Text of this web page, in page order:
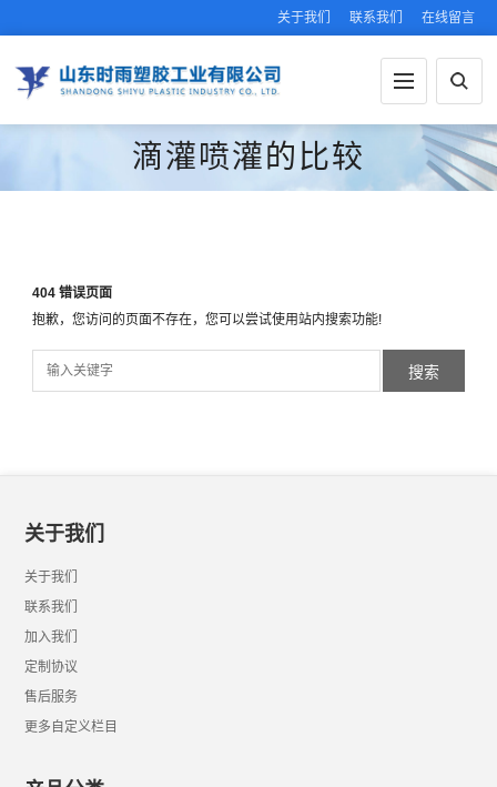
关于我们 联系我们 在线留言
滴灌喷灌的比较
404 错误页面
抱歉，您访问的页面不存在，您可以尝试使用站内搜索功能!
关于我们
关于我们
联系我们
加入我们
定制协议
售后服务
更多自定义栏目